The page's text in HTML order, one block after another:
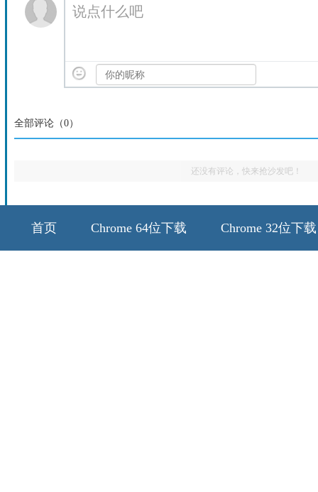
说点什么吧
全部评论（0）
还没有评论，快来抢沙发吧！
首页 Chrome 64位下载 Chrome 32位下载